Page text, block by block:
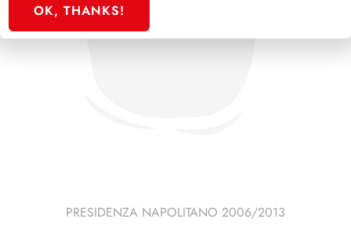
PRESIDENZA NAPOLITANO 2006/2013
OK, THANKS!